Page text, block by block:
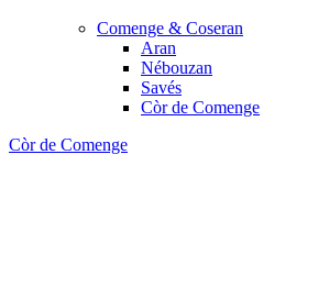
Comenge & Coseran
Aran
Nébouzan
Savés
Còr de Comenge
Còr de Comenge